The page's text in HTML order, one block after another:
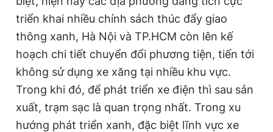
triển khai nhiều chính sách thúc đẩy giao
thông xanh, Hà Nội và TP.HCM còn lên kế
hoạch chi tiết chuyển đổi phương tiện, tiến tới
không sử dụng xe xăng tại nhiều khu vực.
Trong khi đó, để phát triển xe điện thì sau sản
xuất, trạm sạc là quan trọng nhất. Trong xu
hướng phát triển xanh, đặc biệt lĩnh vực xe